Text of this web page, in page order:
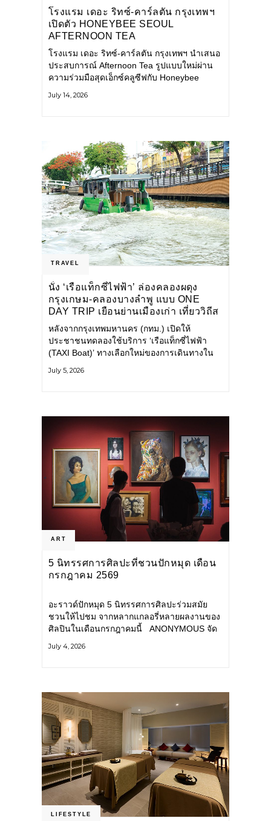
โรงแรม เดอะ ริทซ์-คาร์ลตัน กรุงเทพฯ
เปิดตัว HONEYBEE SEOUL
AFTERNOON TEA
COLLABORATION ณ คาเลโอ
(CALEŌ) ชวนสัมผัสเสน่ห์ของขนม
หวานร่วมสมัยจากกรุงโซล
โรงแรม เดอะ ริทซ์-คาร์ลตัน กรุงเทพฯ นำเสนอ
ประสบการณ์ Afternoon Tea รูปแบบใหม่ผ่าน
ความร่วมมือสุดเอ็กซ์คลูซีฟกับ Honeybee
ดังจากกรุงโซล นำโดยเชฟอึนจอง
July 14, 2026
TRAVEL
นั่ง ‘เรือแท็กซี่ไฟฟ้า’ ล่องคลองผดุง
กรุงเกษม-คลองบางลำพู แบบ ONE
DAY TRIP เยือนย่านเมืองเก่า เที่ยววิถีส
โลว์ไลฟ์แบบรักษ์โลก
หลังจากกรุงเทพมหานคร (กทม.) เปิดให้
ประชาชนทดลองใช้บริการ ‘เรือแท็กซี่ไฟฟ้า
(TAXI Boat)’ ทางเลือกใหม่ของการเดินทางใน
แวดล้อม ผ่านแอปพลิเคชัน MuvMi (มูฟมี)
July 5, 2026
ART
5 นิทรรศการศิลปะที่ชวนปักหมุด เดือน
กรกฎาคม 2569
อะราวด์ปักหมุด 5 นิทรรศการศิลปะร่วมสมัย
ชวนให้ไปชม จากหลากแกลอรี่หลายผลงานของ
ศิลปินในเดือนกรกฎาคมนี้ ANONYMOUS จัด
กลุ่ม Anonymous โดยมี นิ่ม
July 4, 2026
LIFESTYLE